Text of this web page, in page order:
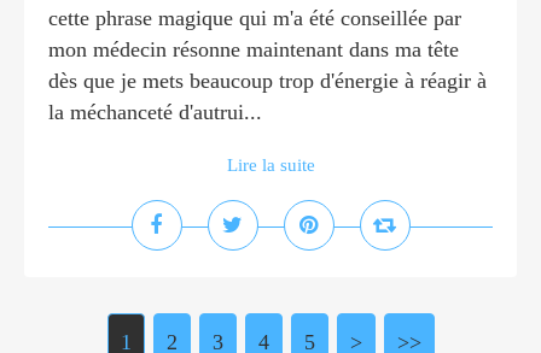
cette phrase magique qui m'a été conseillée par
mon médecin résonne maintenant dans ma tête
dès que je mets beaucoup trop d'énergie à réagir à
la méchanceté d'autrui...
Lire la suite
1 2 3 4 5 > >>